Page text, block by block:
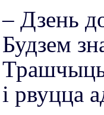
– Дзень
Будзем
Трашчыць
і рвуцца